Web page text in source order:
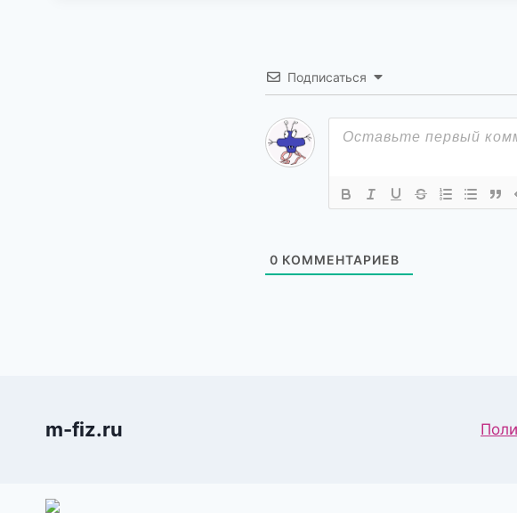
Подписаться
0 КОММЕНТАРИЕВ
m-fiz.ru